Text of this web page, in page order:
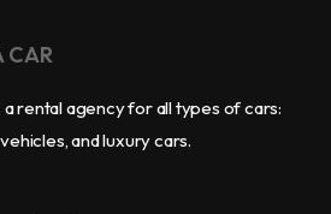
CAR
a rental agency for all types of cars:
and luxury cars.